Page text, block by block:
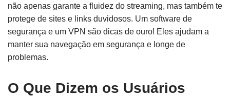
não apenas garante a fluidez do streaming, mas também te
protege de sites e links duvidosos. Um software de
segurança e um VPN são dicas de ouro! Eles ajudam a
manter sua navegação em segurança e longe de
problemas.
O Que Dizem os Usuários